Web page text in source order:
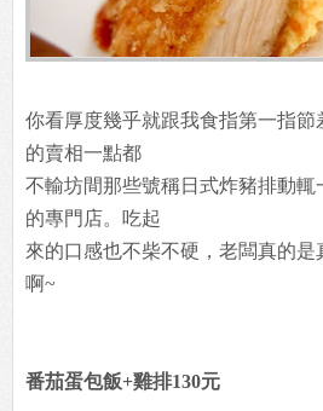
你看厚度幾乎就跟我食指第一指
的賣相一點都
不輸坊間那些號稱日式炸豬排動輒
的專門店。吃起
來的口感也不柴不硬，老闆真的
啊~
番茄蛋包飯+雞排130元